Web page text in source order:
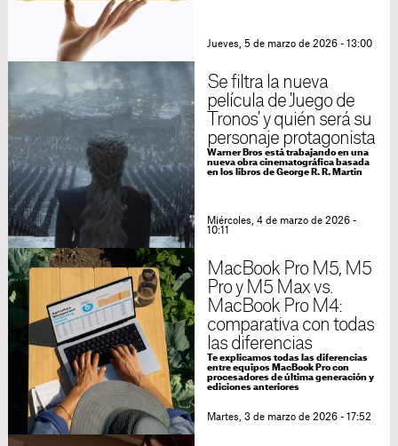
Jueves, 5 de marzo de 2026 - 13:00
Se filtra la nueva
película de 'Juego de
Tronos' y quién será su
personaje protagonista
Warner Bros está trabajando en una
nueva obra cinematográfica basada
en los libros de George R. R. Martin
Miércoles, 4 de marzo de 2026 -
10:11
MacBook Pro M5, M5
Pro y M5 Max vs.
MacBook Pro M4:
comparativa con todas
las diferencias
Te explicamos todas las diferencias
entre equipos MacBook Pro con
procesadores de última generación y
ediciones anteriores
Martes, 3 de marzo de 2026 - 17:52